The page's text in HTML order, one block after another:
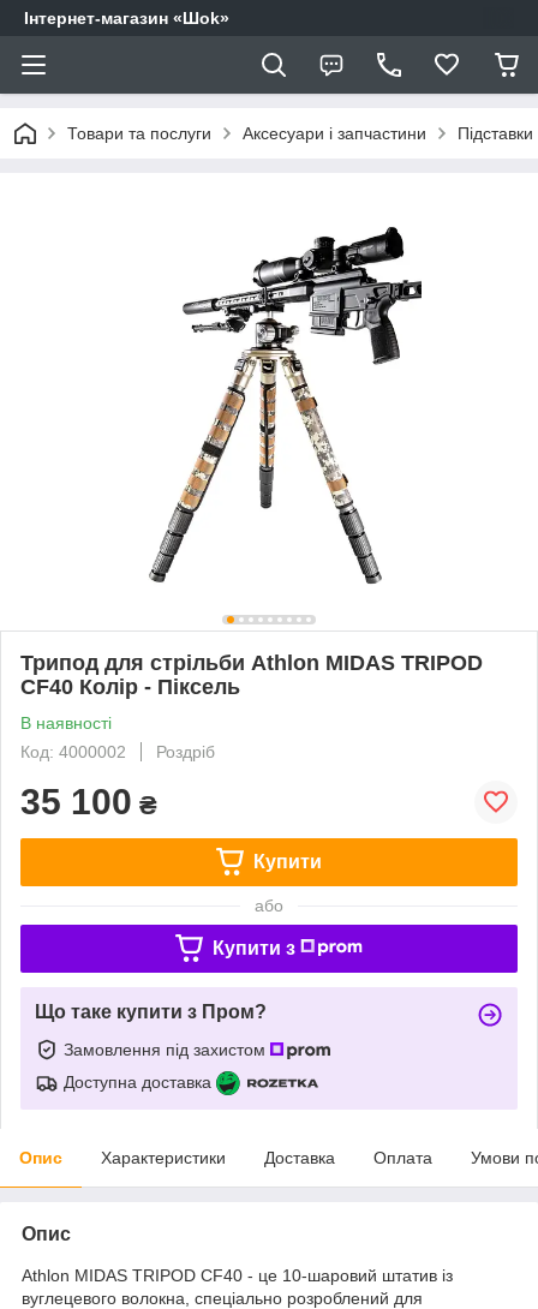
Інтернет-магазин «Шоk»
Товари та послуги Аксесуари і запчастини
Трипод для стрільби Athlon MIDAS TRIPOD
CF40 Колір - Піксель
В наявності
Код: 4000002
Роздріб
35 100 ₴
Купити
або
Купити з
Що таке купити з Пром?
Замовлення під захистом
Доступна доставка
Опис Характеристики Доставка Оплата Умови
Опис
Athlon MIDAS TRIPOD CF40 - це 10-шаровий штатив із
вуглецевого волокна, спеціально розроблений для